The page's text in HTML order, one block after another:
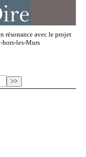
résonance avec le projet
les-Murs